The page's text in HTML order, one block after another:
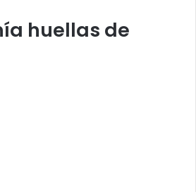
huellas de